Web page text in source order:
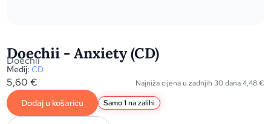
Doechii - Anxiety (CD)
Doechii
Medij: CD
5,60€ Najniža cijena u zadnjih 30 dana4,48€
Dodaj u košaricu Samo 1 na zalihi